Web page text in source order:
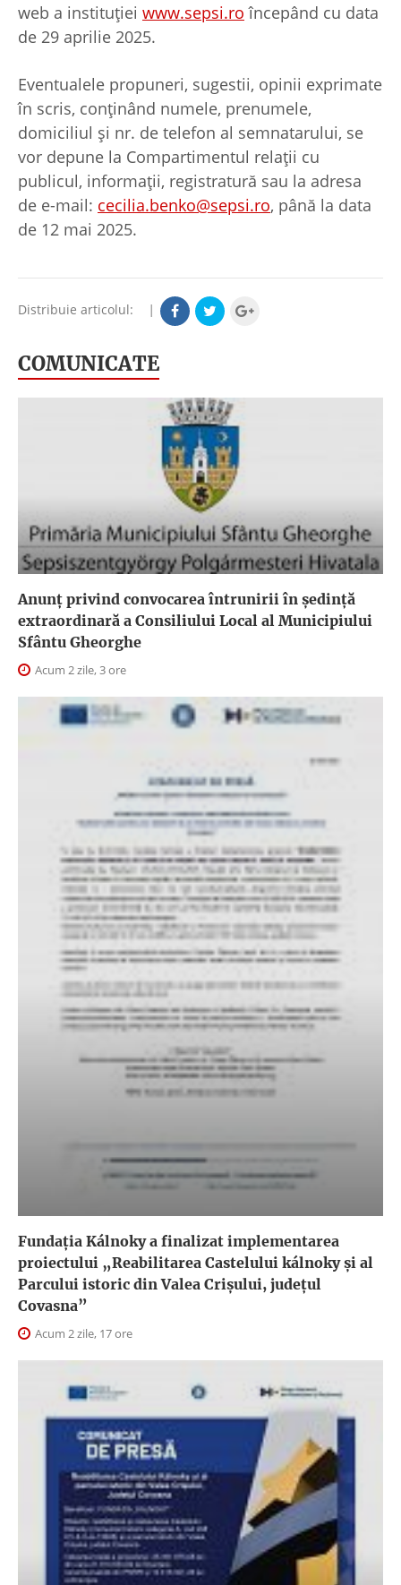
web a instituţiei www.sepsi.ro începând cu data
de 29 aprilie 2025.
Eventualele propuneri, sugestii, opinii exprimate
în scris, conţinând numele, prenumele,
domiciliul şi nr. de telefon al semnatarului, se
vor depune la Compartimentul relaţii cu
publicul, informaţii, registratură sau la adresa
de e-mail: cecilia.benko@sepsi.ro, până la data
de 12 mai 2025.
Distribuie articolul: |
COMUNICATE
Anunţ privind convocarea întrunirii în şedinţă
extraordinară a Consiliului Local al Municipiului
Sfântu Gheorghe
Acum 2 zile, 3 ore
Fundația Kálnoky a finalizat implementarea
proiectului „Reabilitarea Castelului kálnoky și al
Parcului istoric din Valea Crișului, județul
Covasna”
Acum 2 zile, 17 ore